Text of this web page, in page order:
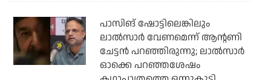
പാസിങ് ഷോട്ടിലെങ്കിലും
ലാല്‍സാര്‍ വേണമെന്ന് ആന്റണി
ചേട്ടന്‍ പറഞ്ഞിരുന്നു; ലാല്‍സാര്‍
ഓക്കെ പറഞ്ഞശേഷം